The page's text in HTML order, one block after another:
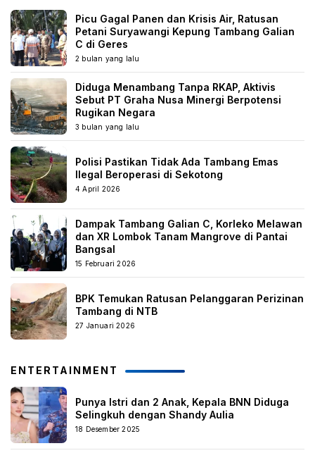
Picu Gagal Panen dan Krisis Air, Ratusan
Petani Suryawangi Kepung Tambang Galian
C di Geres
2 bulan yang lalu
Diduga Menambang Tanpa RKAP, Aktivis
Sebut PT Graha Nusa Minergi Berpotensi
Rugikan Negara
3 bulan yang lalu
Polisi Pastikan Tidak Ada Tambang Emas
Ilegal Beroperasi di Sekotong
4 April 2026
Dampak Tambang Galian C, Korleko Melawan
dan XR Lombok Tanam Mangrove di Pantai
Bangsal
15 Februari 2026
BPK Temukan Ratusan Pelanggaran Perizinan
Tambang di NTB
27 Januari 2026
ENTERTAINMENT
Punya Istri dan 2 Anak, Kepala BNN Diduga
Selingkuh dengan Shandy Aulia
18 Desember 2025